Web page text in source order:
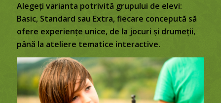
Alegeți varianta potrivită grupului de elevi:
Basic, Standard sau Extra, fiecare concepută să
ofere experiențe unice, de la jocuri și drumeții,
până la ateliere tematice interactive.